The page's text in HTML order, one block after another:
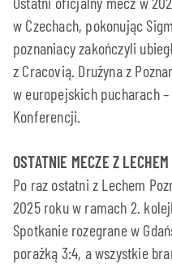
w Czechach, pokonując
poznaniacy zakończyli
z Cracovią. Drużyna z
w europejskich pucharach
Konferencji.
OSTATNIE MECZE Z
Po raz ostatni z Lechem
2025 roku w ramach 2.
Spotkanie rozegrane w
porażką 3:4, a wszystkie